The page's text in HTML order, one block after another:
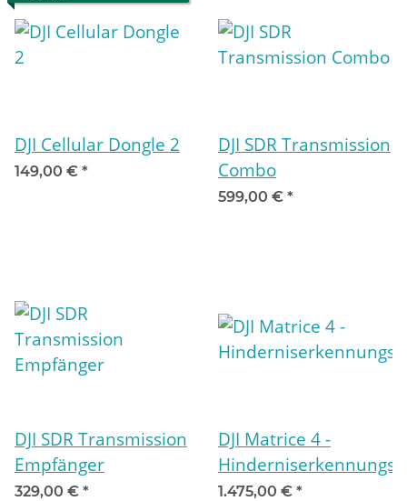
DJI Cellular Dongle 2
149,00 € *
DJI SDR Transmission
Combo
599,00 € *
DJI SDR Transmission
Empfänger
329,00 € *
DJI Matrice 4 -
1.475,00 € *